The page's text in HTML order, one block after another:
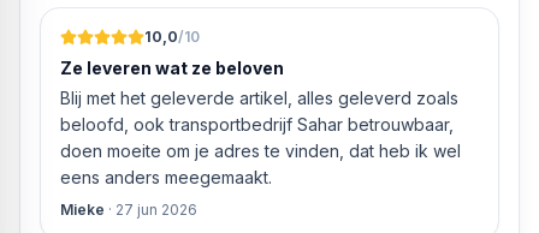
10,0/10
Ze leveren wat ze beloven
Blij met het geleverde artikel, alles geleverd zoals
beloofd, ook transportbedrijf Sahar betrouwbaar,
doen moeite om je adres te vinden, dat heb ik wel
eens anders meegemaakt.
Mieke · 27 jun 2026